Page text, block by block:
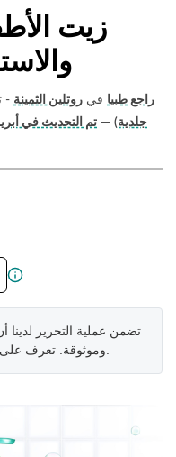
زيت
راجع طبيا في روتلين الثمينة -
جلدية) — تم التحديث في أبريل 11,
تضمن عملية التحرير لدينا
وموثوقة. تعرف على